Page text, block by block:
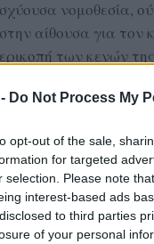
Do Not Process My
opt-out of the sale,
for targeted
selection. Please note
interest-based ads
to third parties
of your personal
νομοθεσία,
αίθουσα για τον
των κενών
γνωματεύσεις του
ή ακόμα και ανά
η κατάργηση
τμημάτων, όπου
της
απαράδεκτα
Εκπαίδευση